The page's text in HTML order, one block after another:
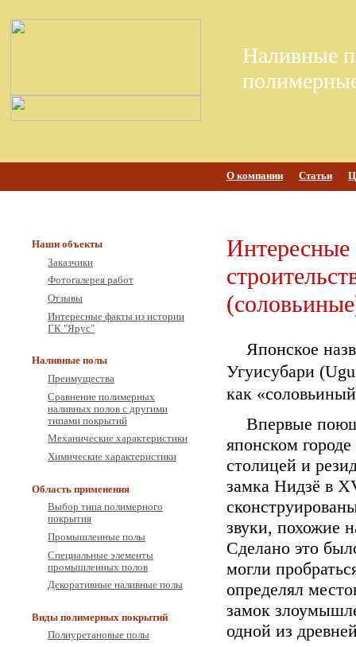
Наливные
О компании Статьи
Наши объекты
Заказчики
Фотогалерея работ
Отзывы
Интересные факты из истории
ГК "Ярус"
Наливные полы
Преимущества
Сравнение полимерных
наливных полов с другими
типами покрытий
Механические характеристики
Химические характеристики
Область применения
Выбор типа полимерного
покрытия
Промышленные полы
Специальные элементы
промышленных полов
Декоративные наливные полы
Виды полимерных покрытий
Полиуретановые полы
Японское
Угуисубари
как
Впервые
японском
столицей и
замка Нидзё в
звуки, похожие
Сделано это
могли
определял
замок
одной из